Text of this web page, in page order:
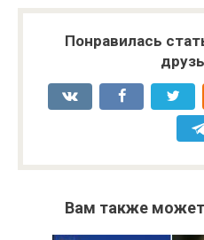
Понравилась
Вам также